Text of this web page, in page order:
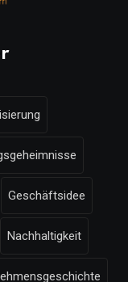
Geschäftsidee
Nachhaltigkeit